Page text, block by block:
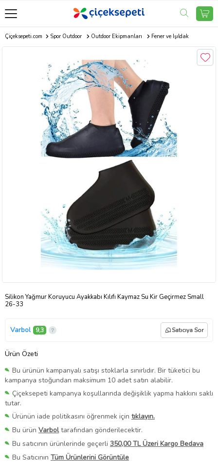
Çiçeksepeti.com Spor Outdoor Outdoor Ekipmanları Fener ve Işıldak
Silikon Yağmur Koruyucu Ayakkabı Kılıfı Kaymaz Su Kir Geçirmez Small
26-33
Varbol 9,3 Satıcıya Sor
Ürün Özeti
Bu ürünün kampanyalı satışı stoklarla sınırlıdır. Bir tüketici bu
kampanya stoğundan maksimum 10 adet satın alabilir.
Çiçeksepeti kampanya koşullarında değişiklik yapma hakkını saklı
tutar.
Ürünün iade politikasını öğrenmek için tıklayın.
Bu ürün Varboltarafından gönderilecektir.
Bu satıcının ürünlerinde geçerli 350,00 TL Üzeri Kargo Bedava
Bu Satıcının Tüm Ürünlerini Görüntüle